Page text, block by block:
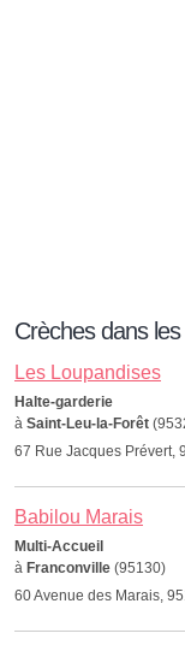
Crèches dans
Les Loupandises
Halte-garderie
à Saint-Leu-la-Forêt
67 Rue Jacques Prévert,
Babilou Marais
Multi-Accueil
à Franconville (95130)
60 Avenue des Marais,